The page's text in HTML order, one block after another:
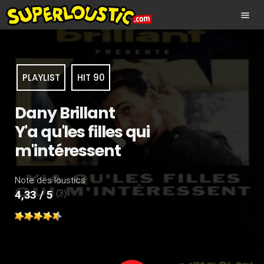
menu
PLAYLIST HIT 90
Dany Brillant
Y'a qu'les filles qui
m'intéressent
Note des loustics
4,33 / 5 (3)